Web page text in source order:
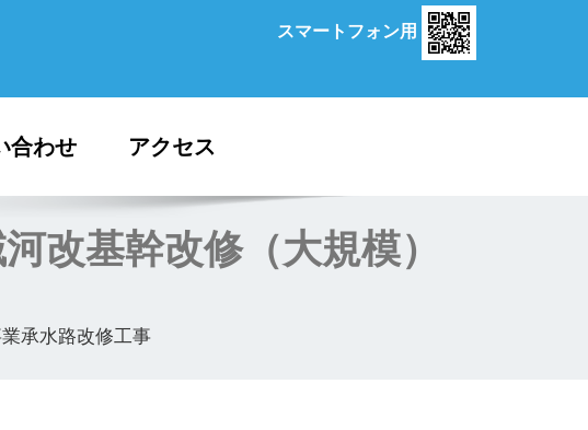
スマートフォン用
合わせ アクセス
基幹改修（大規模）
承水路改修工事